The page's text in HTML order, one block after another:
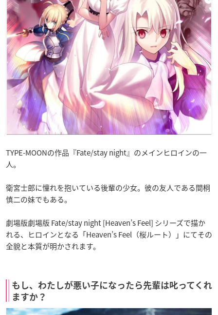
TYPE-MOONの作品『Fate/stay night』のメインヒロインの一
人。
衛宮士郎に憧れを抱いている後輩の少女。彼の友人である間桐
慎二の妹でもある。
劇場版劇場版 Fate/stay night [Heaven’s Feel] シリーズで描か
れる、ヒロインとなる「Heaven’s Feel（桜ルート）」にてその
全貌と本質が明かされます。
もし、わたしが悪い子になったら先輩は叱ってくれ
ますか？